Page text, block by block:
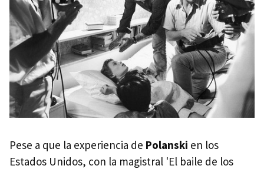
Pese a que la experiencia de Polanski en los
Estados Unidos, con la magistral 'El baile de los